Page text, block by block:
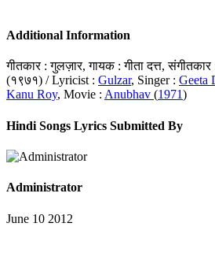
Additional Information
गीतकार : गुलज़ार, गायक : गीता दत्त,
(१९७१) / Lyricist : Gulzar, Singer : Geeta
Kanu Roy, Movie : Anubhav (1971)
Hindi Songs Lyrics Submitted By
Administrator
June 10 2012